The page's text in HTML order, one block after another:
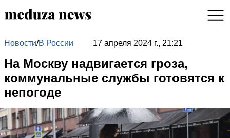
Новости/В России 17 апреля 2024 г., 21:21
На Москву надвигается гроза,
коммунальные службы готовятся к
непогоде